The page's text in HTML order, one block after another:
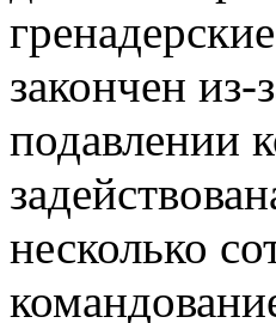
закончен
подавлении
несколько